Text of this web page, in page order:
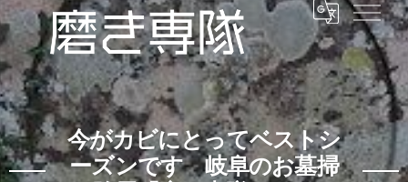
今がカビにとってベストシ
ーズンです 岐阜のお墓掃